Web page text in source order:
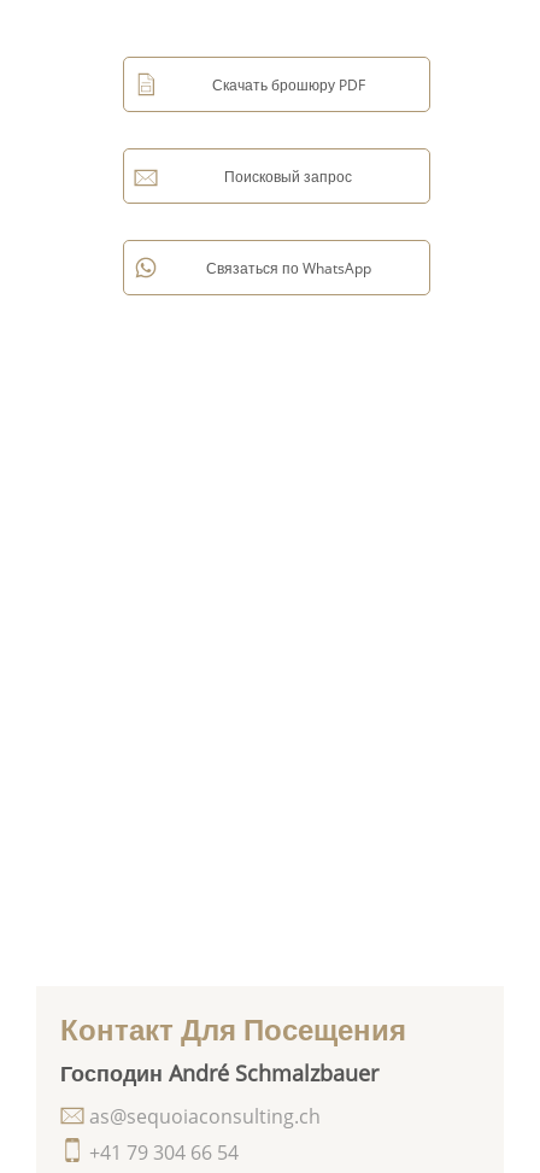
Контакт Для Посещения
Господин André Schmalzbauer
+41 79 304 66 54
as@sequoiaconsulting.ch
Скачать брошюру PDF
Поисковый запрос
Связаться по WhatsApp